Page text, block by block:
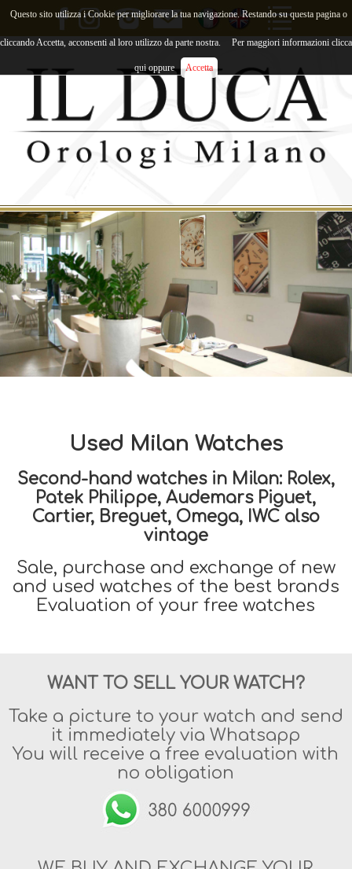
Used Milan Watches
Second-hand watches in Milan: Rolex,
Patek Philippe, Audemars Piguet,
Cartier, Breguet, Omega, IWC also
vintage
Sale, purchase and exchange of new
and used watches of the best brands
Evaluation of your free watches
WANT TO SELL YOUR WATCH?
Take a picture to your watch and send
it immediately via Whatsapp
You will receive a free evaluation with
no obligation
Questo sito utilizza i Cookie per migliorare la tua navigazione. Restando su questa pagina o
cliccando Accetta, acconsenti al loro utilizzo da parte nostra. Per maggiori informazioni clicca
qui oppure Accetta